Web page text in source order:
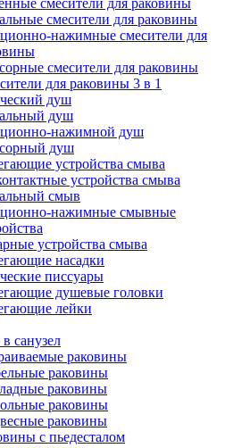
смесители для раковины
смесители для раковины
нажимные смесители для
смесители для раковины
для раковины 3 в 1
душ
душ
нажимной душ
душ
устройства смыва
устройства смыва
смыв
нажимные смывные
устройства смыва
насадки
писсуары
душевые головки
лейки
санузел
раковины
раковины
раковины
раковины
раковины
с пьедесталом